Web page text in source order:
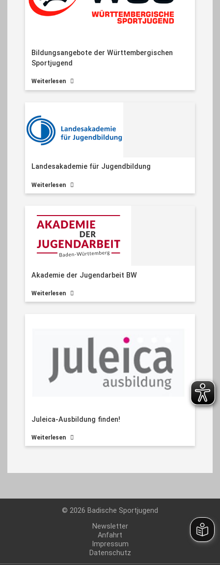
Bildungsangebote der Württembergischen
Sportjugend
Weiterlesen
Landesakademie für Jugendbildung
Weiterlesen
Akademie der Jugendarbeit BW
Weiterlesen
Juleica-Ausbildung finden!
Weiterlesen
© 2026 Badische Sportjugend
Newsletter
Anfahrt
Impressum
Datenschutz